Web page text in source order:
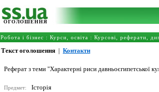
ОГОЛОШЕННЯ
Робота і бізнес : Курси, освіта : Курсові, реферати,
Текст оголошення | Контакти
Реферат з теми "Характерні риси давньоєгипетської
Предмет: Історія